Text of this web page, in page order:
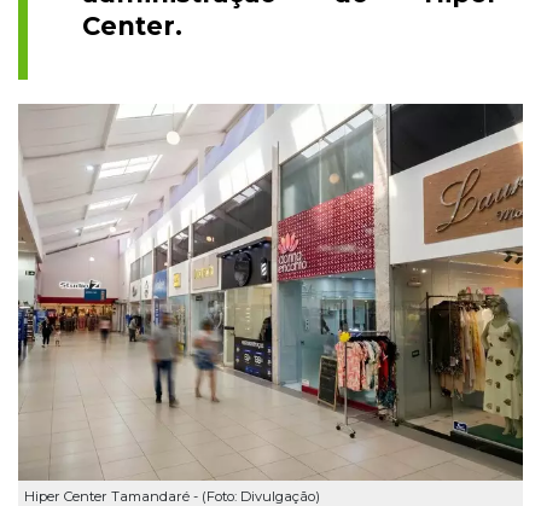
Center.
Hiper Center Tamandaré - (Foto: Divulgação)